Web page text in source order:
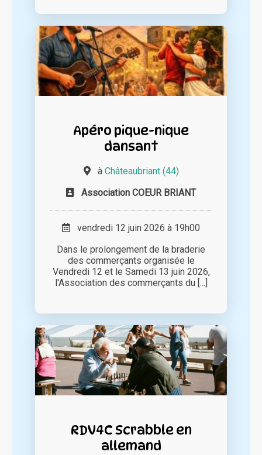
Apéro pique-nique
dansant
à Châteaubriant (44)
Association COEUR BRIANT
vendredi 12 juin 2026 à 19h00
Dans le prolongement de la braderie
des commerçants organisée le
Vendredi 12 et le Samedi 13 juin 2026,
l'Association des commerçants du [...]
RDV4C Scrabble en
allemand